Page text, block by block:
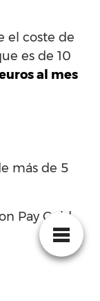
el coste de
es de 10
al mes
más de 5
Pay Gold.